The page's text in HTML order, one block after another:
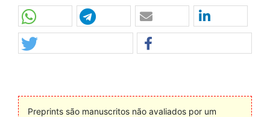
Preprints são manuscritos não avaliados por um